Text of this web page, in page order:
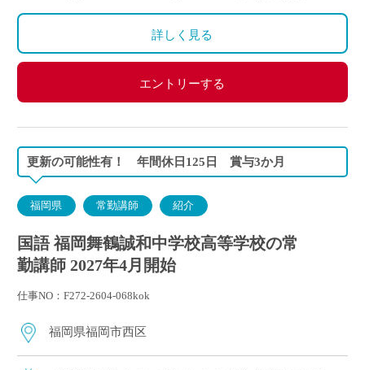
詳しく見る
エントリーする
更新の可能性有！ 年間休日125日 賞与3か月
福岡県 常勤講師 紹介
国語 福岡舞鶴誠和中学校高等学校の常
勤講師 2027年4月開始
仕事NO：F272-2604-068kok
福岡県福岡市西区